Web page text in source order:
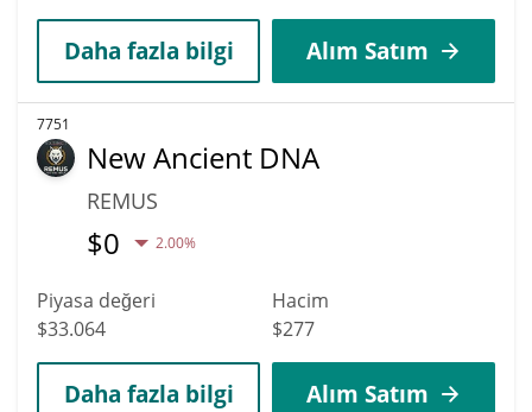
Daha fazla bilgi Alım Satım
7751
New Ancient DNA
REMUS
$0 2.00%
Piyasa değeri
$33.064
Hacim
$277
Daha fazla bilgi Alım Satım